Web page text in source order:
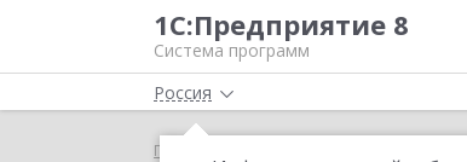
1С:Предприятие 8
Система программ
Россия
Главная 1С:Документооборот